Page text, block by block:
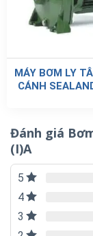
MÁY BƠM LY
CÁNH
Đánh giá
(I)A
5
4
3